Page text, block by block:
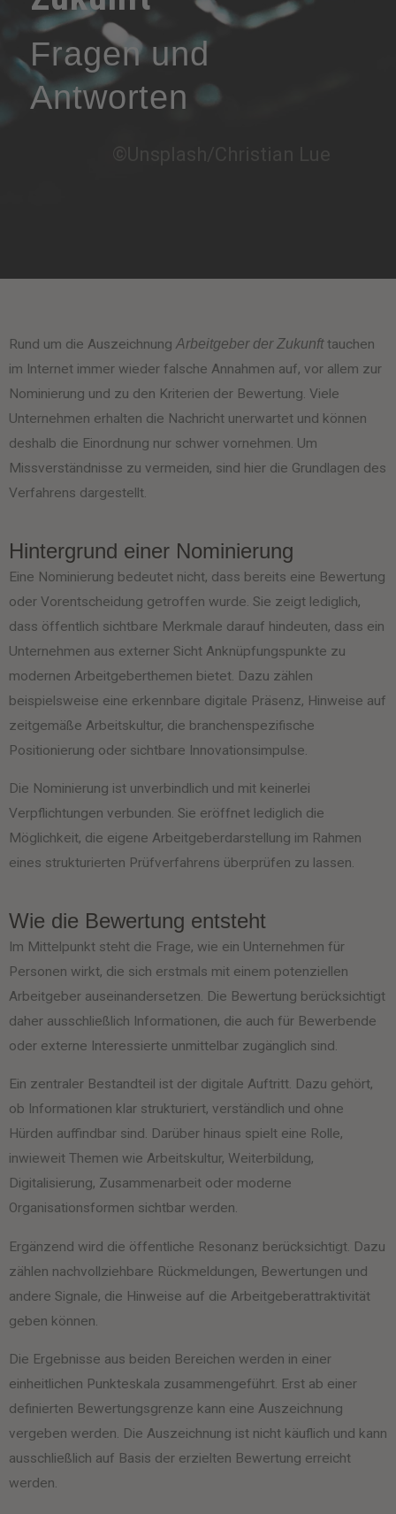
Fragen und
Antworten
Rund um die AuszeichnungArbeitgeber der Zukunfttauchen
im Internet immer wieder falsche Annahmen auf, vor allem zur
Nominierung und zu den Kriterien der Bewertung. Viele
Unternehmen erhalten die Nachricht unerwartet und können
deshalb die Einordnung nur schwer vornehmen. Um
Missverständnisse zu vermeiden, sind hier die Grundlagen des
Verfahrens dargestellt.
Hintergrund einer Nominierung
Eine Nominierung bedeutet nicht, dass bereits eine Bewertung
oder Vorentscheidung getroffen wurde. Sie zeigt lediglich,
dass öffentlich sichtbare Merkmale darauf hindeuten, dass ein
Unternehmen aus externer Sicht Anknüpfungspunkte zu
modernen Arbeitgeberthemen bietet. Dazu zählen
beispielsweise eine erkennbare digitale Präsenz, Hinweise auf
zeitgemäße Arbeitskultur, die branchenspezifische
Positionierung oder sichtbare Innovationsimpulse.
Die Nominierung ist unverbindlich und mit keinerlei
Verpflichtungen verbunden. Sie eröffnet lediglich die
Möglichkeit, die eigene Arbeitgeberdarstellung im Rahmen
eines strukturierten Prüfverfahrens überprüfen zu lassen.
Wie die Bewertung entsteht
Im Mittelpunkt steht die Frage, wie ein Unternehmen für
Personen wirkt, die sich erstmals mit einem potenziellen
Arbeitgeber auseinandersetzen. Die Bewertung berücksichtigt
daher ausschließlich Informationen, die auch für Bewerbende
oder externe Interessierte unmittelbar zugänglich sind.
Ein zentraler Bestandteil ist der digitale Auftritt. Dazu gehört,
ob Informationen klar strukturiert, verständlich und ohne
Hürden auffindbar sind. Darüber hinaus spielt eine Rolle,
inwieweit Themen wie Arbeitskultur, Weiterbildung,
Digitalisierung, Zusammenarbeit oder moderne
Organisationsformen sichtbar werden.
Ergänzend wird die öffentliche Resonanz berücksichtigt. Dazu
zählen nachvollziehbare Rückmeldungen, Bewertungen und
andere Signale, die Hinweise auf die Arbeitgeberattraktivität
geben können.
Die Ergebnisse aus beiden Bereichen werden in einer
einheitlichen Punkteskala zusammengeführt. Erst ab einer
definierten Bewertungsgrenze kann eine Auszeichnung
vergeben werden. Die Auszeichnung ist nicht käuflich und kann
ausschließlich auf Basis der erzielten Bewertung erreicht
werden.